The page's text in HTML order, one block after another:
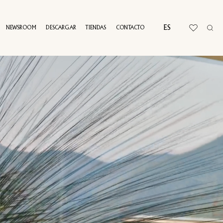
TOUR
NEWSROOM DESCARGAR TIENDAS CONTACTO ES